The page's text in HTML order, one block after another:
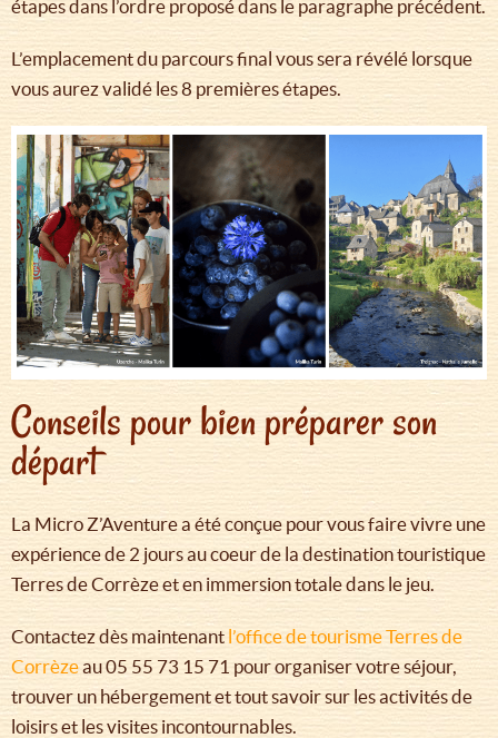
étapes dans l’ordre proposé dans le paragraphe précédent.
L’emplacement du parcours final vous sera révélé lorsque
vous aurez validé les 8 premières étapes.
Conseils pour bien préparer son
départ
La Micro Z’Aventure a été conçue pour vous faire vivre une
expérience de 2 jours au coeur de la destination touristique
Terres de Corrèze et en immersion totale dans le jeu.
Contactez dès maintenant l’office de tourisme Terres de
Corrèzeau 05 55 73 15 71 pour organiser votre séjour,
trouver un hébergement et tout savoir sur les activités de
loisirs et les visites incontournables.